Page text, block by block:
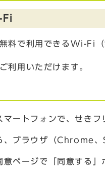
Fi
料で利用できるWi-Fi
利用いただけます。
マートフォンで、せき
、ブラウザ（Chrome
意ページで「同意する」